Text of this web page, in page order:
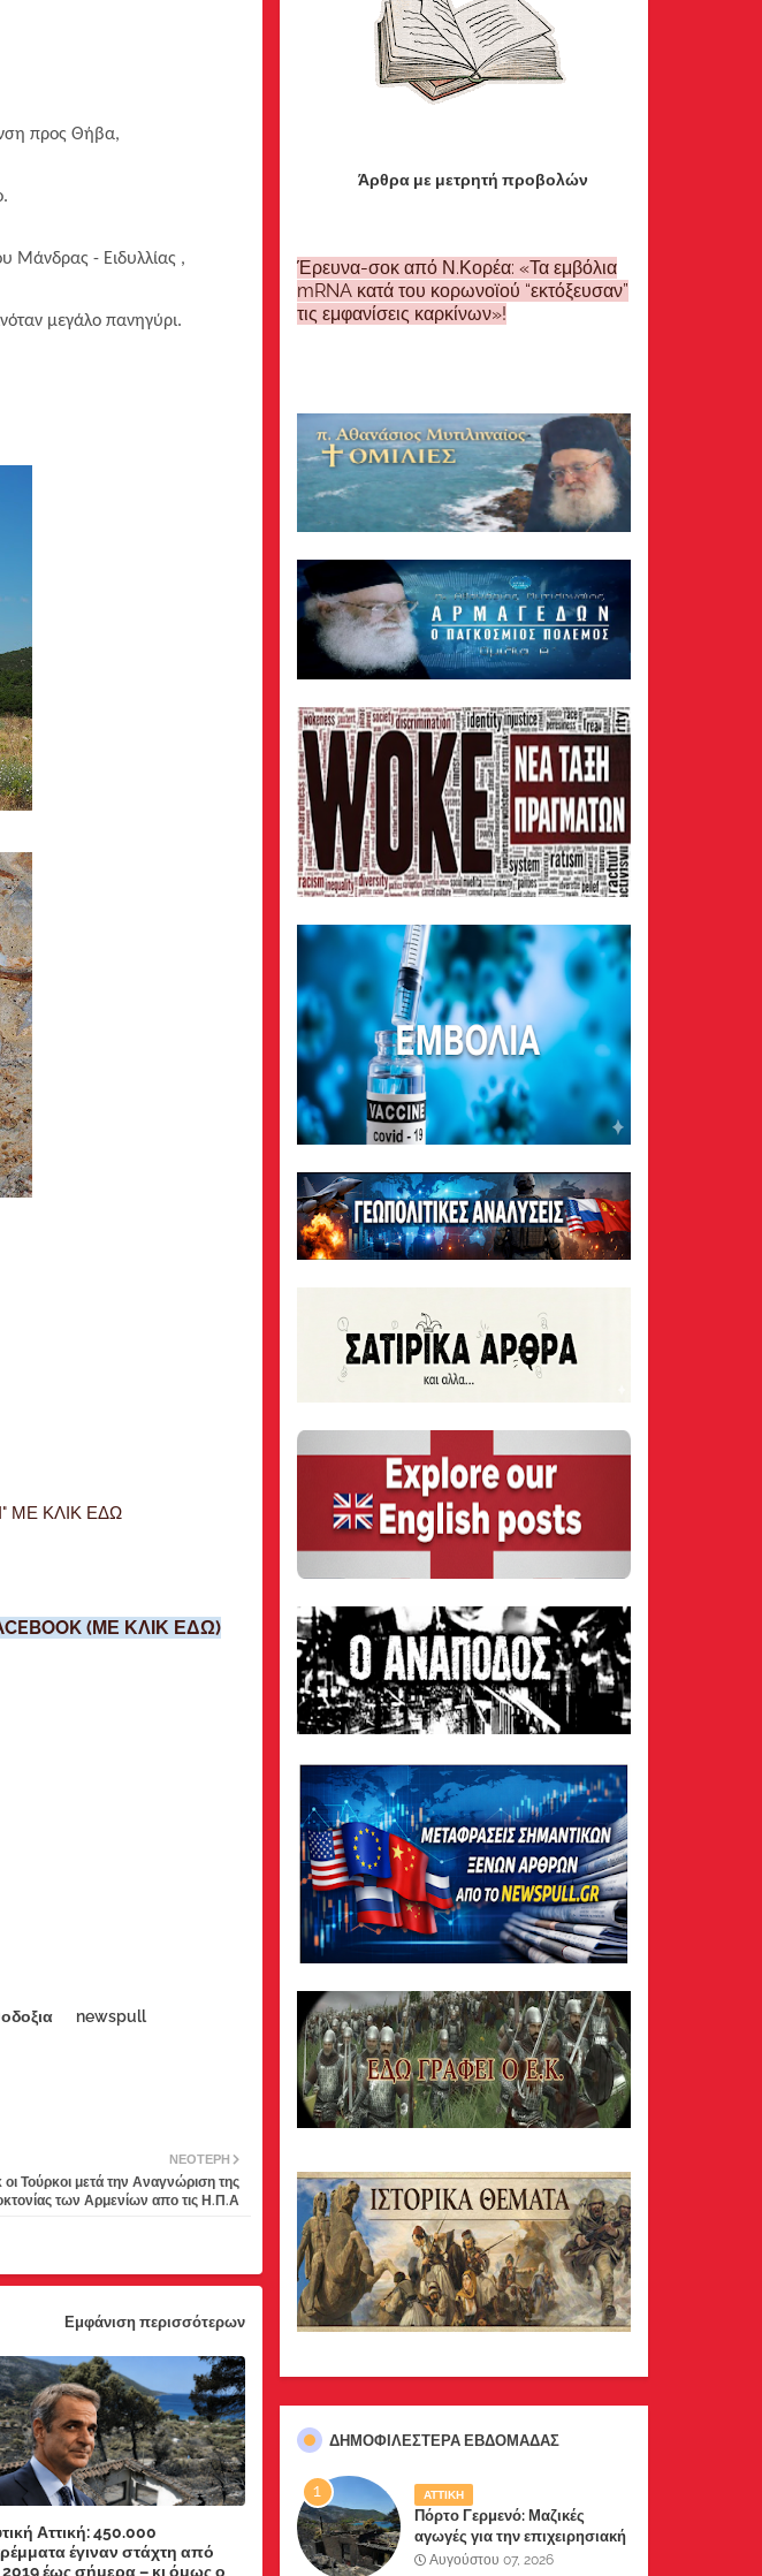
προς Θήβα,
Μάνδρας - Ειδυλλίας ,
μεγάλο πανηγύρι.
ΜΕ ΚΛΙΚ ΕΔΩ
(ΜΕ ΚΛΙΚ ΕΔΩ)
newspull
ΝΕΌΤΕΡΗ
οι Τούρκοι μετά την Αναγνώριση της
των Αρμενίων απο τις Η.Π.Α
Εμφάνιση περισσότερων
Αττική: 450.000
έγιναν στάχτη από
2019 έως σήμερα – κι όμως ο
Άρθρα με μετρητή προβολών
Έρευνα-σοκ από Ν.Κορέα: «Τα εμβόλια
mRNA κατά του κορωνοϊού “εκτόξευσαν”
τις εμφανίσεις καρκίνων»!
ΔΗΜΟΦΙΛΈΣΤΕΡΑ ΕΒΔΟΜΆΔΑΣ
ΑΤΤΙΚΗ
Πόρτο Γερμενό: Μαζικές
αγωγές για την επιχειρησιακή
διαχείριση της πυρκαγιάς
Αυγούστου 07, 2026